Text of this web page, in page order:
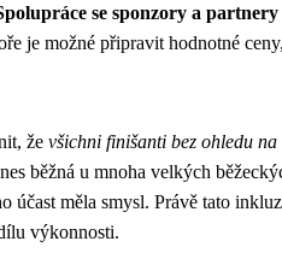
se sponzory a
je možné připravit hodnotné
že všichni finišanti bez ohledu na
běžná u mnoha velkých
účast měla smysl. Právě tato
výkonnosti.